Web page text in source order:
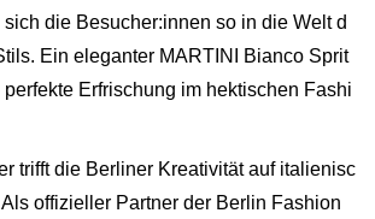
die Besucher:innen so in die Welt d
Ein eleganter MARTINI Bianco Sprit
Erfrischung im hektischen Fashi
trifft die Berliner Kreativität auf italienisc
offizieller Partner der Berlin Fashion